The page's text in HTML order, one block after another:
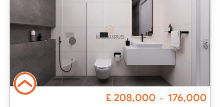
176,000
~
208,000
£